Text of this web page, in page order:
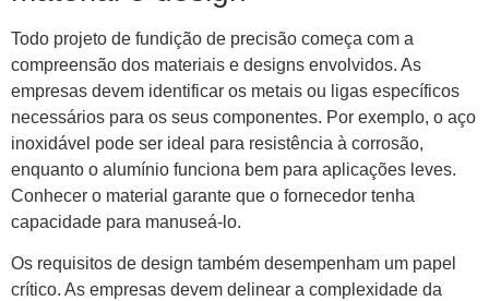
Todo projeto de fundição de precisão começa com a
compreensão dos materiais e designs envolvidos. As
empresas devem identificar os metais ou ligas específicos
necessários para os seus componentes. Por exemplo, o aço
inoxidável pode ser ideal para resistência à corrosão,
enquanto o alumínio funciona bem para aplicações leves.
Conhecer o material garante que o fornecedor tenha
capacidade para manuseá-lo.
Os requisitos de design também desempenham um papel
crítico. As empresas devem delinear a complexidade da